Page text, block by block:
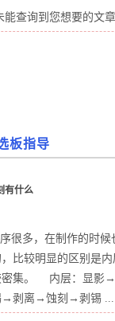
能查询到您想要的文章
板指导
有什么
很多，在制作的时
比较明显的区别是
较密集。 内层：显
剥离→蚀刻→剥锡 ...